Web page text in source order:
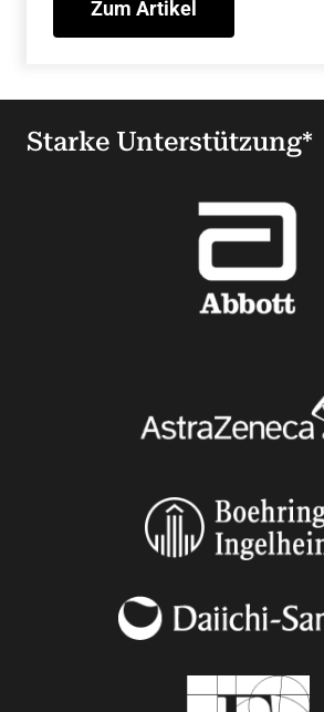
Herausforderungen für
Zum Artikel
Starke Unterstützung*